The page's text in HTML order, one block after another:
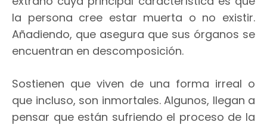
la persona cree estar muerta o no existir.
Añadiendo, que asegura que sus órganos se
encuentran en descomposición.
Sostienen que viven de una forma irreal o
que incluso, son inmortales. Algunos, llegan a
pensar que están sufriendo el proceso de la